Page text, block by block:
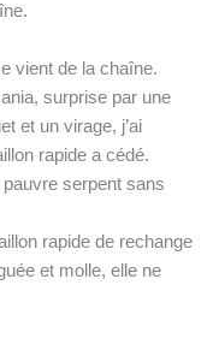
vient de la chaîne.
surprise par une
et un virage, j’ai
rapide a cédé.
serpent sans
rapide de rechange
et molle, elle ne